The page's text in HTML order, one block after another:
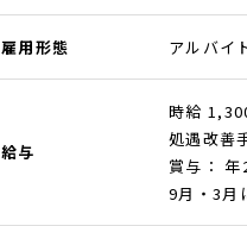
雇用形態 アルバイ
給与
時給
処遇改善
賞与： 年
9月・3月